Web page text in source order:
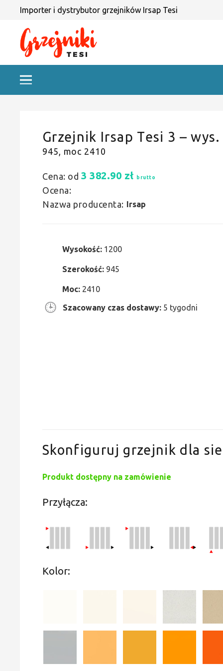
Importer i dystrybutor grzejników Irsap Tesi
Grzejnik Irsap Tesi 3 –
945, moc 2410
Cena: od 3 382.90 zł brutto
Ocena:
Nazwa producenta: Irsap
Wysokość: 1200
Szerokość: 945
Moc: 2410
Szacowany czas dostawy: 5 tygodni
Skonfiguruj grzejnik dla
Produkt dostępny na zamówienie
Przyłącza:
Kolor: